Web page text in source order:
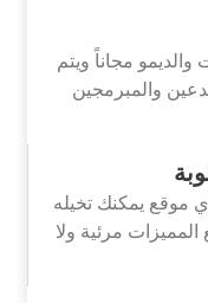
مجاناً ويتم
والمبرمجين
موقع يمكنك تخيله
مرئية ولا